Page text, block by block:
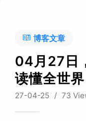
博客文章
04月27日
读懂全世界
27-04-25 / 73